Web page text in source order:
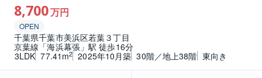
8,700万円
OPEN
千葉県千葉市美浜区若葉３丁目
京葉線「海浜幕張」駅 徒歩16分
3LDK 77.41m2 2025年10月築 30階／地上38階 東向き